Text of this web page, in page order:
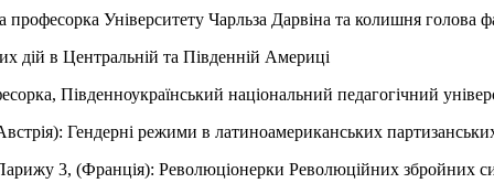
Університету Чарльза Дарвіна та колишня голова
дій в Центральній та Південній Америці
Південноукраїнський національний педагогічний
Гендерні режими в латиноамериканських
3, (Франція): Революціонерки Революційних збройних